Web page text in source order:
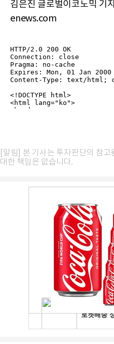
김은진 글로벌이코노믹
enews.com
[알림] 본 기사는 투자판단의 참고
대한 책임은 없습니다.